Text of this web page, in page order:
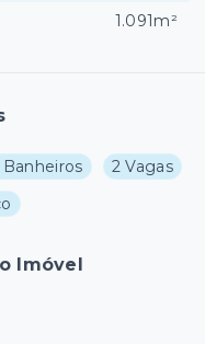
Banheiros
2 Vagas
Imóvel
1.091m²